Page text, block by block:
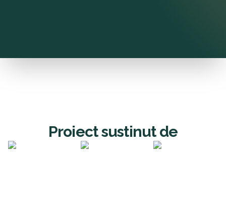
Proiect sustinut de